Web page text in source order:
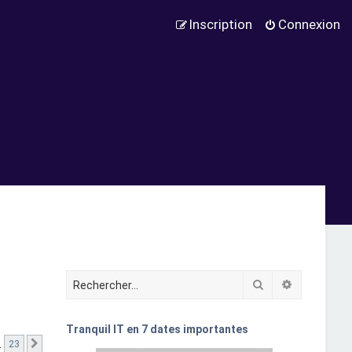
Connexion
Inscription
23
Rechercher
Tranquil IT en 7 dates importantes